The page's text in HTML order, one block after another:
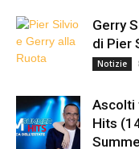
Gerry
di Pier
Notizie
Ascolti
Hits